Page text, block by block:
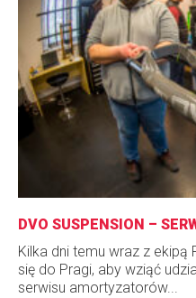
DVO SUSPENSION –
Kilka dni temu wraz z ekipą
się do Pragi, aby wziąć
serwisu amortyzatorów...